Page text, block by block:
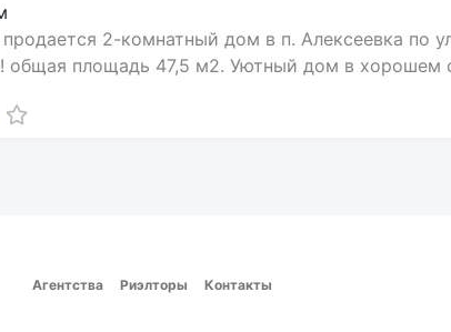
2-комнатный дом в п. Алексеевка по
общая площадь 47,5 м2. Уютный дом в хорошем
Агентства Риэлторы Контакты